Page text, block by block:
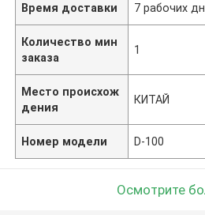
Время доставки 7 рабочих
Количество мин
заказа
1
Место происхож
дения
КИТАЙ
Номер модели D-100
Осмотрите